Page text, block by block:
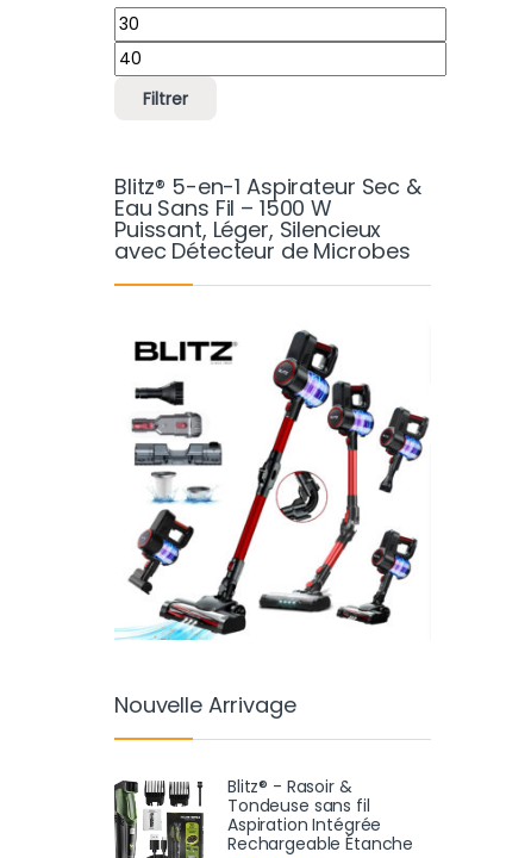
Prix min
Prix max
Filtrer
Blitz® 5-en-1 Aspirateur Sec &
Eau Sans Fil – 1500 W
Puissant, Léger, Silencieux
avec Détecteur de Microbes
Nouvelle Arrivage
Blitz® - Rasoir &
Tondeuse sans fil
Aspiration Intégrée
Rechargeable Étanche